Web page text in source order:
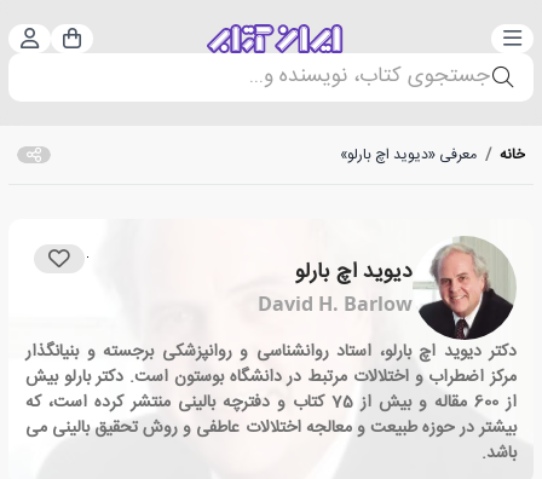
دسته‌بندی سبد
جستجوی کتاب، نویسنده و...
خانه / معرفی «دیوید اچ بارلو»
دیوید اچ بارلو
David H. Barlow
دکتر دیوید اچ بارلو، استاد روانشناسی و روانپزشکی برجسته و بنیانگذار
مرکز اضطراب و اختلالات مرتبط در دانشگاه بوستون است. دکتر بارلو بیش
از 600 مقاله و بیش از 75 کتاب و دفترچه بالینی منتشر کرده است، که
بیشتر در حوزه طبیعت و معالجه اختلالات عاطفی و روش تحقیق بالینی می
باشد.